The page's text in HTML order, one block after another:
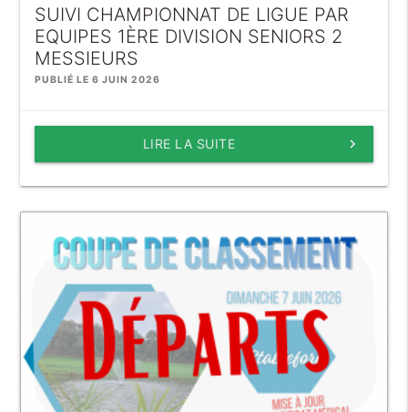
SUIVI CHAMPIONNAT DE LIGUE PAR
EQUIPES 1ÈRE DIVISION SENIORS 2
MESSIEURS
PUBLIÉ LE 6 JUIN 2026
keyboard_arrow_right
LIRE LA SUITE